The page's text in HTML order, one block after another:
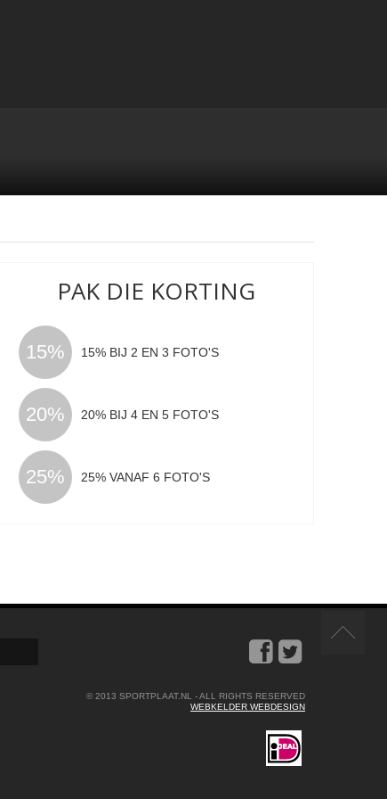
PAK DIE KORTING
15% 15% BIJ 2 EN 3 FOTO'S
20% 20% BIJ 4 EN 5 FOTO'S
25% 25% VANAF 6 FOTO'S
© 2013 SPORTPLAAT.NL - ALL RIGHTS RESERVED
WEBKELDER WEBDESIGN